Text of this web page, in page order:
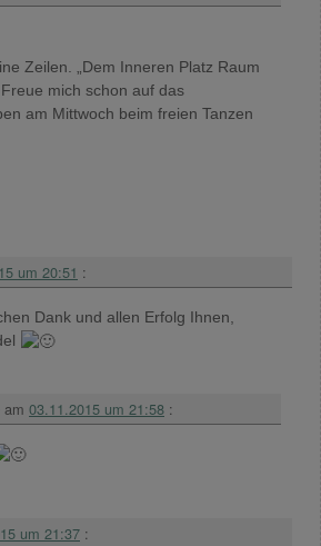
Zeilen. „Dem Inneren Platz Raum
mich schon auf das
am Mittwoch beim freien Tanzen
um 20:51 :
Dank und allen Erfolg Ihnen,
am 03.11.2015 um 21:58 :
um 21:37 :